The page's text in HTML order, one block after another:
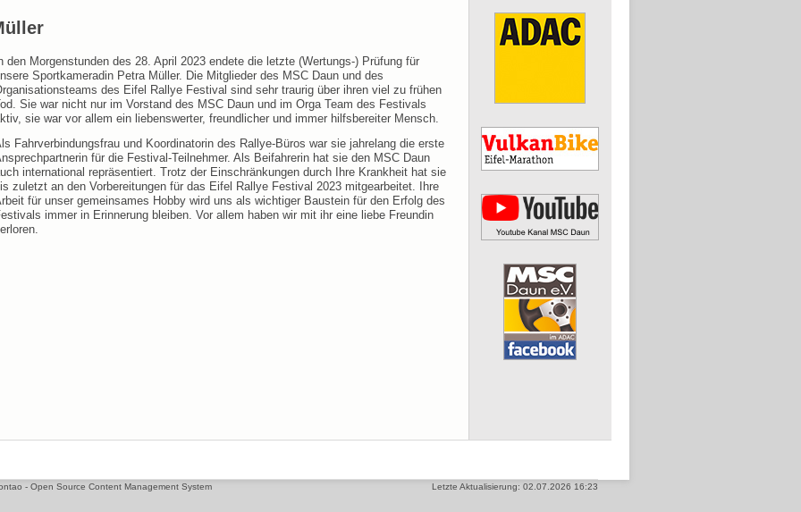
den Morgenstunden des 28. April 2023 endete die letzte (Wertungs-) Prüfung für
Sportkameradin Petra Müller. Die Mitglieder des MSC Daun und des
des Eifel Rallye Festival sind sehr traurig über ihren viel zu frühen
Sie war nicht nur im Vorstand des MSC Daun und im Orga Team des Festivals
sie war vor allem ein liebenswerter, freundlicher und immer hilfsbereiter Mensch.
Fahrverbindungsfrau und Koordinatorin des Rallye-Büros war sie jahrelang die erste
für die Festival-Teilnehmer. Als Beifahrerin hat sie den MSC Daun
international repräsentiert. Trotz der Einschränkungen durch Ihre Krankheit hat sie
zuletzt an den Vorbereitungen für das Eifel Rallye Festival 2023 mitgearbeitet. Ihre
für unser gemeinsames Hobby wird uns als wichtiger Baustein für den Erfolg des
immer in Erinnerung bleiben. Vor allem haben wir mit ihr eine liebe Freundin
- Open Source Content Management System Letzte Aktualisierung: 02.07.2026 16:23